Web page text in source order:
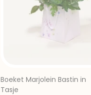
Boeket Marjolein Bastin in
Tasje